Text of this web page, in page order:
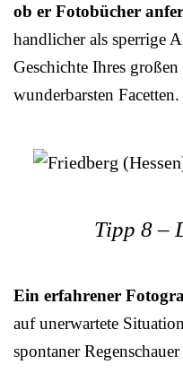
ob er Fotobücher
handlicher als sperrige
Geschichte Ihres
wunderbarsten Facetten.
Tipp 8 –
Ein erfahrener
auf unerwartete
spontaner